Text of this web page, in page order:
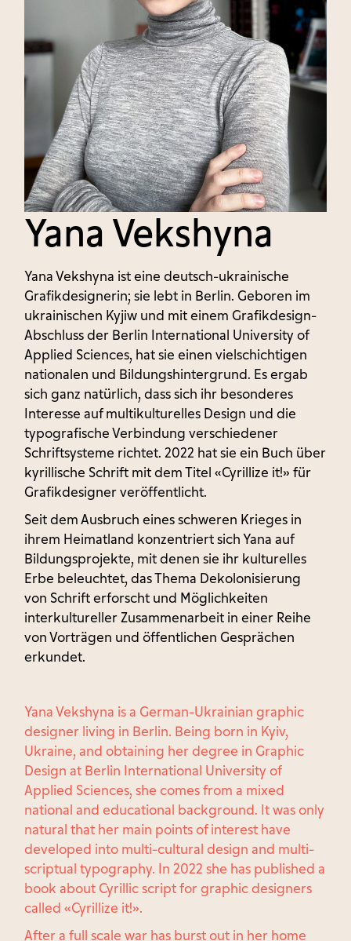
Yana Vekshyna
Yana Vekshyna ist eine deutsch-ukrainische
Grafikdesignerin; sie lebt in Berlin. Geboren im
ukrainischen Kyjiw und mit einem Grafikdesign-
Abschluss der Berlin International University of
Applied Sciences, hat sie einen vielschichtigen
nationalen und Bildungshintergrund. Es ergab
sich ganz natürlich, dass sich ihr besonderes
Interesse auf multikulturelles Design und die
typografische Verbindung verschiedener
Schriftsysteme richtet. 2022 hat sie ein Buch über
kyrillische Schrift mit dem Titel «Cyrillize it!» für
Grafikdesigner veröffentlicht.
Seit dem Ausbruch eines schweren Krieges in
ihrem Heimatland konzentriert sich Yana auf
Bildungsprojekte, mit denen sie ihr kulturelles
Erbe beleuchtet, das Thema Dekolonisierung
von Schrift erforscht und Möglichkeiten
interkultureller Zusammenarbeit in einer Reihe
von Vorträgen und öffentlichen Gesprächen
erkundet.
Yana Vekshyna is a German-Ukrainian graphic
designer living in Berlin. Being born in Kyiv,
Ukraine, and obtaining her degree in Graphic
Design at Berlin International University of
Applied Sciences, she comes from a mixed
national and educational background. It was only
natural that her main points of interest have
developed into multi-cultural design and multi-
scriptual typography. In 2022 she has published a
book about Cyrillic script for graphic designers
called «Cyrillize it!».
After a full scale war has burst out in her home